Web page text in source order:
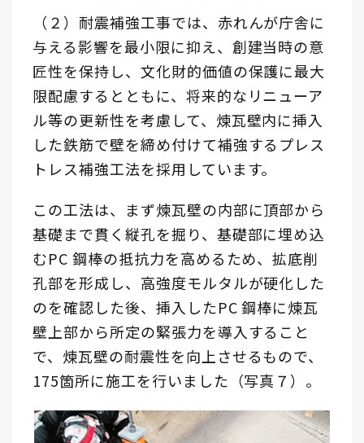
（２）耐震補強工事では、赤れんが庁舎に
与える影響を最小限に抑え、創建当時の意
匠性を保持し、文化財的価値の保護に最大
限配慮するとともに、将来的なリニューア
ル等の更新性を考慮して、煉瓦壁内に挿入
した鉄筋で壁を締め付けて補強するプレス
トレス補強工法を採用しています。
この工法は、まず煉瓦壁の内部に頂部から
基礎まで貫く縦孔を掘り、基礎部に埋め込
むPC 鋼棒の抵抗力を高めるため、拡底削
孔部を形成し、高強度モルタルが硬化した
のを確認した後、挿入したPC 鋼棒に煉瓦
壁上部から所定の緊張力を導入すること
で、煉瓦壁の耐震性を向上させるもので、
175箇所に施工を行いました（写真７）。